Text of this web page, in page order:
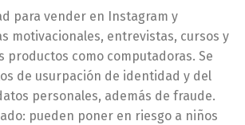
para vender en Instagram y
motivacionales, entrevistas, cursos y
productos como computadoras. Se
de usurpación de identidad y del
personales, además de fraude.
pueden poner en riesgo a niños